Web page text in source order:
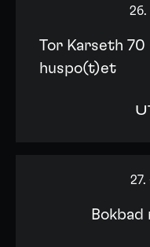
26.
Tor Karseth
huspo(t)et
Bokbad